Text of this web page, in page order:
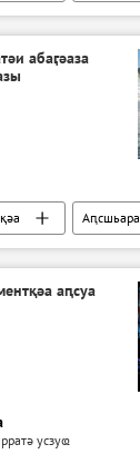
абаӷәаза
Аԥсшьара
аԥсуа
усзуҩ